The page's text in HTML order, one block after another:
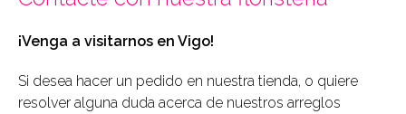
¡Venga a visitarnos en Vigo!
Si desea hacer un pedido en nuestra tienda, o quiere
resolver alguna duda acerca de nuestros arreglos